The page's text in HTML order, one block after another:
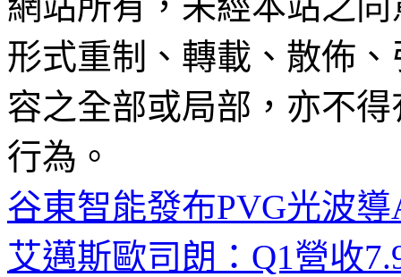
形式重制、轉載、散佈
容之全部或局部，亦不
行為。
谷東智能發布PVG光波
艾邁斯歐司朗：Q1營收